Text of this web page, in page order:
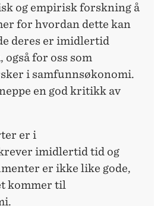
og empirisk forskning å
for hvordan dette kan
deres er imidlertid
også for oss som
i samfunnsøkonomi.
en god kritikk av
er i
imidlertid tid og
er ikke like gode,
kommer til